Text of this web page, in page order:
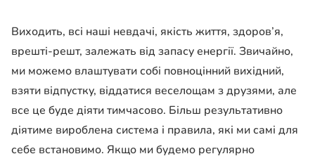
Виходить, всі наші невдачі, якість життя, здоров’я,
врешті-решт, залежать від запасу енергії. Звичайно,
ми можемо влаштувати собі повноцінний вихідний,
взяти відпустку, віддатися веселощам з друзями, але
все це буде діяти тимчасово. Більш результативно
діятиме вироблена система і правила, які ми самі для
себе встановимо. Якщо ми будемо регулярно